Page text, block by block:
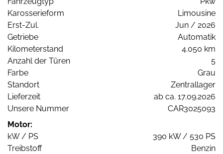
Karosserieform
Limousine
Erst-Zul.
Jun / 2026
Getriebe
Automatik
Kilometerstand
4.050 km
Anzahl der Türen
5
Farbe
Grau
Standort
Zentrallager
Lieferzeit
ab ca. 17.09.2026
Unsere Nummer
CAR3025093
Motor:
kW / PS
390 kW / 530 PS
Treibstoff
Benzin